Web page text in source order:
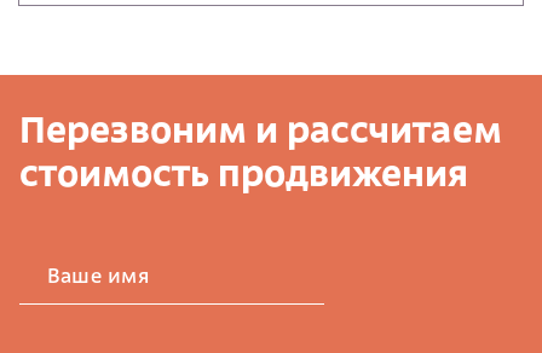
Перезвоним и рассчитаем
стоимость продвижения
Ваше имя